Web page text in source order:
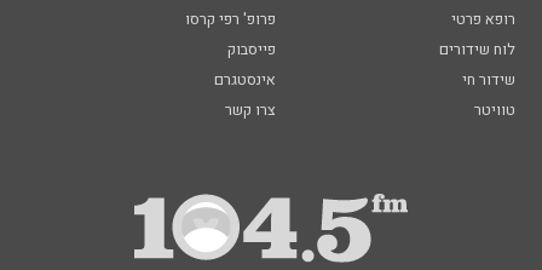
רופא פרטי
פרופ' רפי קרסו
לוח שידורים
פייסבוק
שידור חי
אינסטגרם
טוויטר
צרו קשר